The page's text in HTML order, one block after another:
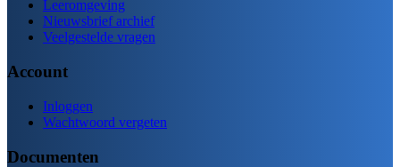
Leeromgeving
Nieuwsbrief archief
Veelgestelde vragen
Account
Inloggen
Wachtwoord vergeten
Documenten